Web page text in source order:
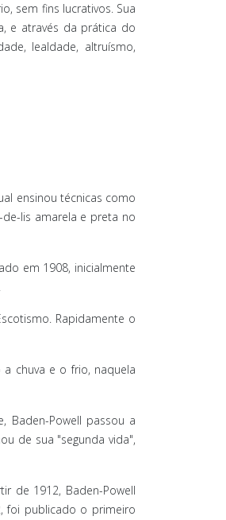
sem fins lucrativos. Sua
e através da prática do
lealdade, altruísmo,
ensinou técnicas como
lis amarela e preta no
em 1908, inicialmente
Rapidamente o
chuva e o frio, naquela
Baden-Powell passou a
de sua "segunda vida",
de 1912, Baden-Powell
foi publicado o primeiro